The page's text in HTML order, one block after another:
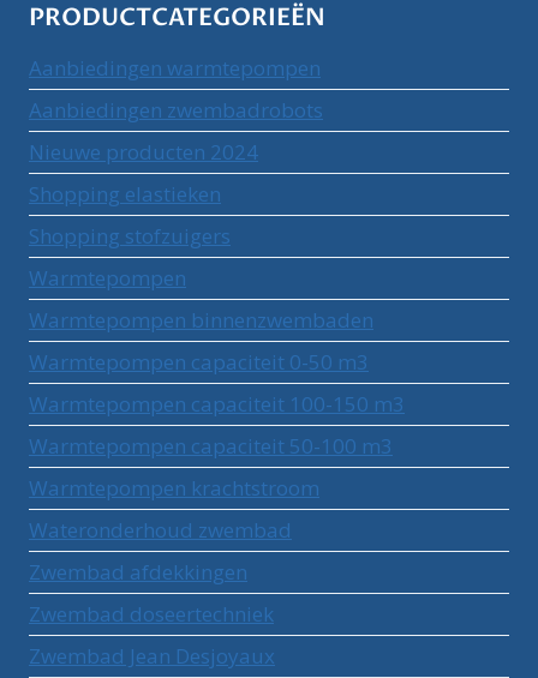
PRODUCTCATEGORIEËN
Aanbiedingen warmtepompen
Aanbiedingen zwembadrobots
Nieuwe producten 2024
Shopping elastieken
Shopping stofzuigers
Warmtepompen
Warmtepompen binnenzwembaden
Warmtepompen capaciteit 0-50 m3
Warmtepompen capaciteit 100-150 m3
Warmtepompen capaciteit 50-100 m3
Warmtepompen krachtstroom
Wateronderhoud zwembad
Zwembad afdekkingen
Zwembad doseertechniek
Zwembad Jean Desjoyaux